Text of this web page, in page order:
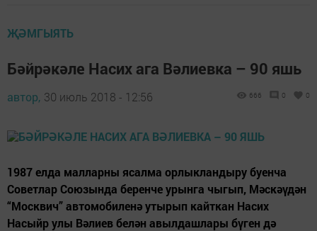
ҖӘМГЫЯТЬ
Бәйрәкәле Насих ага Вәлиевка – 90 яшь
автор, 30 июль 2018 - 12:56 666 0 0
1987 елда малларны ясалма орлыкландыру буенча
Советлар Союзында беренче урынга чыгып, Мәскәүдән
“Москвич” автомобиленә утырып кайткан Насих
Насыйр улы Вәлиев белән авылдашлары бүген дә